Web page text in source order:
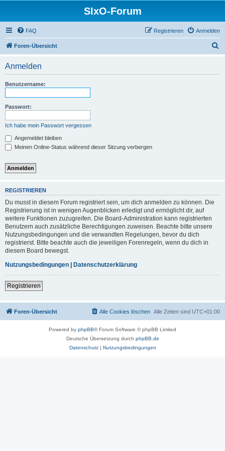
SIxO-Forum
FAQ Anmelden
Registrieren
Foren-Übersicht
Anmelden
Benutzername:
Passwort:
Ich habe mein Passwort vergessen
Angemeldet bleiben
Meinen Online-Status während dieser Sitzung verbergen
REGISTRIEREN
Du musst in diesem Forum registriert sein, um dich anmelden zu können. Die
Registrierung ist in wenigen Augenblicken erledigt und ermöglicht dir, auf
weitere Funktionen zuzugreifen. Die Board-Administration kann registrierten
Benutzern auch zusätzliche Berechtigungen zuweisen. Beachte bitte unsere
Nutzungsbedingungen und die verwandten Regelungen, bevor du dich
registrierst. Bitte beachte auch die jeweiligen Forenregeln, wenn du dich in
diesem Board bewegst.
Nutzungsbedingungen | Datenschutzerklärung
Registrieren
Foren-Übersicht Alle Zeiten sind UTC+01:00
Alle Cookies löschen
Powered by phpBB® Forum Software © phpBB Limited
Deutsche Übersetzung durch phpBB.de
Datenschutz| Nutzungsbedingungen